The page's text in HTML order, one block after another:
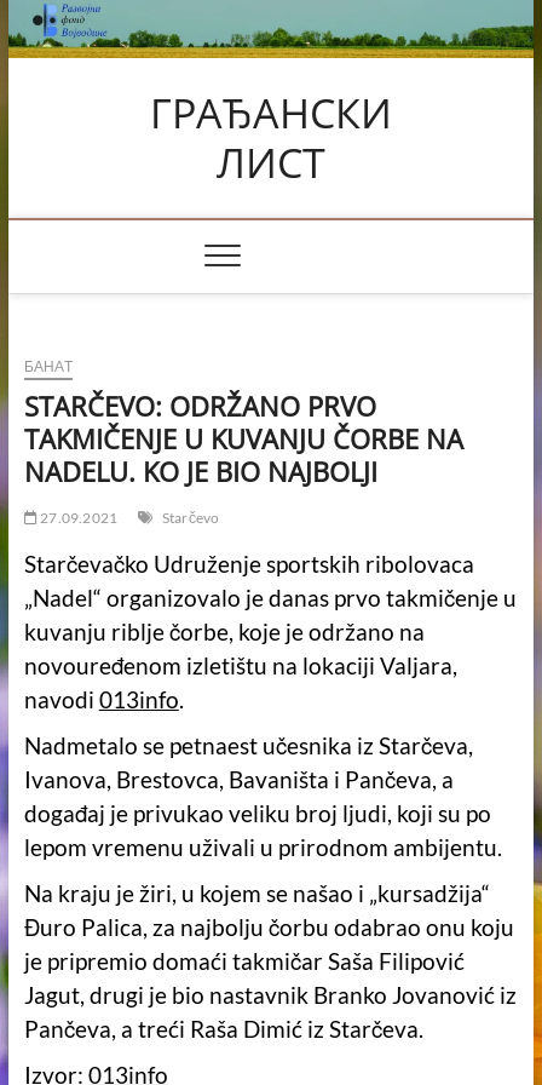
Skip
to
content
ГРАЂАНСКИ
ЛИСТ
БАНАТ
STARČEVO: ODRŽANO PRVO
TAKMIČENJE U KUVANJU ČORBE NA
NADELU. KO JE BIO NAJBOLJI
27.09.2021 Starčevo
Starčevačko Udruženje sportskih ribolovaca
„Nadel“ organizovalo je danas prvo takmičenje u
kuvanju riblje čorbe, koje je održano na
novouređenom izletištu na lokaciji Valjara,
navodi 013info.
Nadmetalo se petnaest učesnika iz Starčeva,
Ivanova, Brestovca, Bavaništa i Pančeva, a
događaj je privukao veliku broj ljudi, koji su po
lepom vremenu uživali u prirodnom ambijentu.
Na kraju je žiri, u kojem se našao i „kursadžija“
Đuro Palica, za najbolju čorbu odabrao onu koju
je pripremio domaći takmičar Saša Filipović
Jagut, drugi je bio nastavnik Branko Jovanović iz
Pančeva, a treći Raša Dimić iz Starčeva.
Izvor: 013info